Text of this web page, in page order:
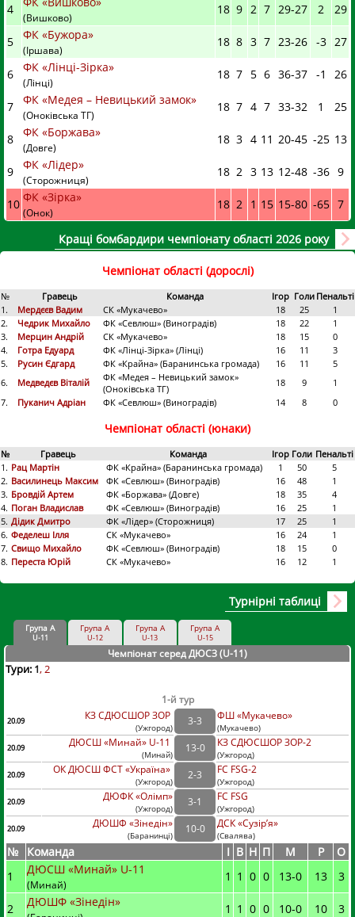
4
(Вишково)
18 9 2 7 29-27 2 29
5 ФК «Бужора»
(Іршава)
18 8 3 7 23-26 -3 27
6 ФК «Лінці-Зірка»
(Лінці)
18 7 5 6 36-37 -1 26
7 ФК «Медея – Невицький замок»
(Оноківська ТГ)
18 7 4 7 33-32 1 25
8 ФК «Боржава»
(Довге)
18 3 4 11 20-45 -25 13
9 ФК «Лідер»
(Сторожниця)
18 2 3 13 12-48 -36 9
10 ФК «Зірка»
(Онок)
18 2 1 15 15-80 -65 7
Кращі бомбардири чемпіонату області 2026 року
Чемпіонат області (дорослі)
№ Гравець Команда Ігор Голи Пенальті
1.
Мердєєв Вадим СК «Мукачево» 18 25
1
2.
Чедрик Михайло ФК «Севлюш» (Виноградів) 18 22
1
3.
Мерцин Андрій СК «Мукачево» 18 15
0
4.
Готра Едуард ФК «Лінці-Зірка» (Лінці) 16 11
3
5.
Русин Єдгард ФК «Крайна» (Баранинська громада) 16 11
5
6.
Медведєв Віталій
ФК «Медея – Невицький замок»
(Оноківська ТГ)
18 9
1
7.
Пуканич Адріан ФК «Севлюш» (Виноградів) 14 8 0
Чемпіонат області (юнаки)
№ Гравець Команда Ігор Голи Пенальті
1. Рац Мартін ФК «Крайна» (Баранинська громада) 1 50
5
2. Василинець Максим ФК «Севлюш» (Виноградів) 16 48
1
3. Бровдій Артем ФК «Боржава» (Довге) 18 35
4
4. Поган Владислав ФК «Севлюш» (Виноградів) 16 25
1
5. Дідик Дмитро ФК «Лідер» (Сторожниця) 17 25
1
6. Феделеш Ілля СК «Мукачево» 16 24
1
7. Свищо Михайло ФК «Севлюш» (Виноградів) 18 15
0
8. Переста Юрій СК «Мукачево» 16 12 1
Турнірні таблиці
Група А
U-11
Група А
U-12
Група А
U-13
Група А
U-15
Чемпіонат серед ДЮСЗ (U-11)
Тури: 1 2
1-й тур
20.09 КЗ СДЮСШОР ЗОР
(Ужгород)
3-3 ФШ «Мукачево»
(Мукачево)
20.09
ДЮСШ «Минай» U-11
(Минай)
13-0 КЗ СДЮСШОР ЗОР-2
(Ужгород)
20.09
ОК ДЮСШ ФСТ «Україна»
(Ужгород)
2-3 FC FSG-2
(Ужгород)
20.09
ДЮФК «Олімп»
(Ужгород)
3-1 FC FSG
(Ужгород)
20.09
ДЮШФ «Зінедін»
(Баранинці)
10-0 ДСК «Сузір’я»
(Свалява)
№ Команда I В Н П М Р
О
1
ДЮСШ «Минай» U-11
(Минай)
1 1 0 0 13-0 13 3
2 ДЮШФ «Зінедін» 1 1 0 0 10-0 10 3